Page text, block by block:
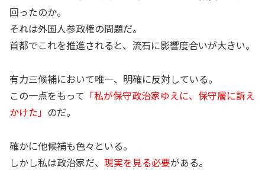
回ったのか。
それは外国人参政権の問題だ。
首都でこれを推進されると、流石に影響度合いが大きい。
有力三候補において唯一、明確に反対している。
この一点をもって 「私が保守政治家ゆえに、保守層に訴え
かけた」 のだ。
確かに他候補も色々といる。
しかし私は政治家だ、 現実を見る必要がある。